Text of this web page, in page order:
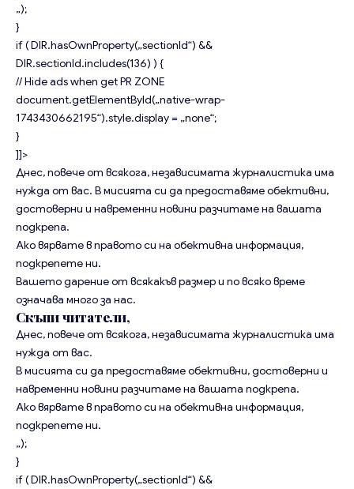
„);
}
if ( DIR.hasOwnProperty(„sectionId“) &&
DIR.sectionId.includes(136) ) {
// Hide ads when get PR ZONE
document.getElementById(„native-wrap-
1743430662195“).style.display = „none“;
}
]]>
Днес, повече от всякога, независимата журналистика има
нужда от вас. В мисията си да предоставяме обективни,
достоверни и навременни новини разчитаме на вашата
подкрепа.
Ако вярвате в правото си на обективна информация,
подкрепете ни.
Вашето дарение от всякакъв размер и по всяко време
означава много за нас.
Скъпи читатели,
Днес, повече от всякога, независимата журналистика има
нужда от вас.
В мисията си да предоставяме обективни, достоверни и
навременни новини разчитаме на вашата подкрепа.
Ако вярвате в правото си на обективна информация,
подкрепете ни.
„);
}
if ( DIR.hasOwnProperty(„sectionId“) &&